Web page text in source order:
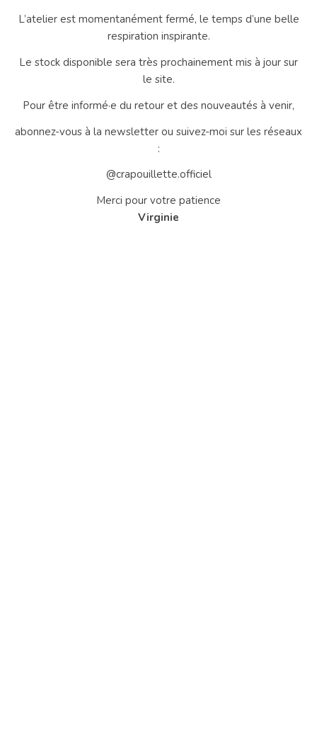
L’atelier est momentanément fermé, le temps d’une belle
respiration inspirante.
Le stock disponible sera très prochainement mis à jour sur
le site.
Pour être informé·e du retour et des nouveautés à venir,
abonnez-vous à la newsletter ou suivez-moi sur les réseaux
:
@crapouillette.officiel
Merci pour votre patience
Virginie